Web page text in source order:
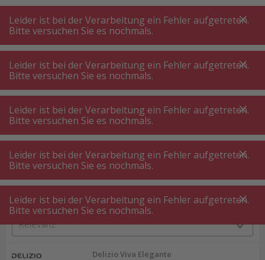
A +++
A+++
A +++
A+++
MyPost
MyPost
MENÜ SUCHE
Kapselmaschine Delizio Kaffeemaschine
Delizio Kaffeemaschine
Produktfilter
5 P.
Sortieren nach
Delizio Viva Elegante
Leider ist bei der Verarbeitung ein Fehler aufgetreten.
Bitte versuchen Sie es nochmals.
Leider ist bei der Verarbeitung ein Fehler aufgetreten.
Bitte versuchen Sie es nochmals.
Leider ist bei der Verarbeitung ein Fehler aufgetreten.
Bitte versuchen Sie es nochmals.
Leider ist bei der Verarbeitung ein Fehler aufgetreten.
Bitte versuchen Sie es nochmals.
Leider ist bei der Verarbeitung ein Fehler aufgetreten.
Bitte versuchen Sie es nochmals.